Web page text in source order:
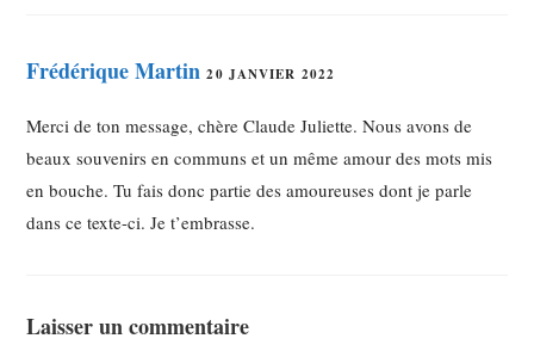
Frédérique Martin 20 JANVIER 2022
Merci de ton message, chère Claude Juliette. Nous avons de
beaux souvenirs en communs et un même amour des mots mis
en bouche. Tu fais donc partie des amoureuses dont je parle
dans ce texte-ci. Je t’embrasse.
Laisser un commentaire